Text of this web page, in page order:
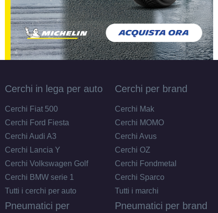
Cerchi in lega per auto
Cerchi Fiat 500
Cerchi Ford Fiesta
Cerchi Audi A3
Cerchi Lancia Y
Cerchi Volkswagen Golf
Cerchi BMW serie 1
Tutti i cerchi per auto
Cerchi per brand
Cerchi Mak
Cerchi MOMO
Cerchi Avus
Cerchi OZ
Cerchi Fondmetal
Cerchi Sparco
Tutti i marchi
Pneumatici per
Pneumatici per brand